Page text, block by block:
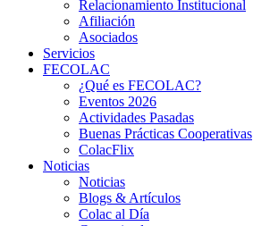
Relacionamiento Institucional
Afiliación
Asociados
Servicios
FECOLAC
¿Qué es FECOLAC?
Eventos 2026
Actividades Pasadas
Buenas Prácticas Cooperativas
ColacFlix
Noticias
Noticias
Blogs & Artículos
Colac al Día